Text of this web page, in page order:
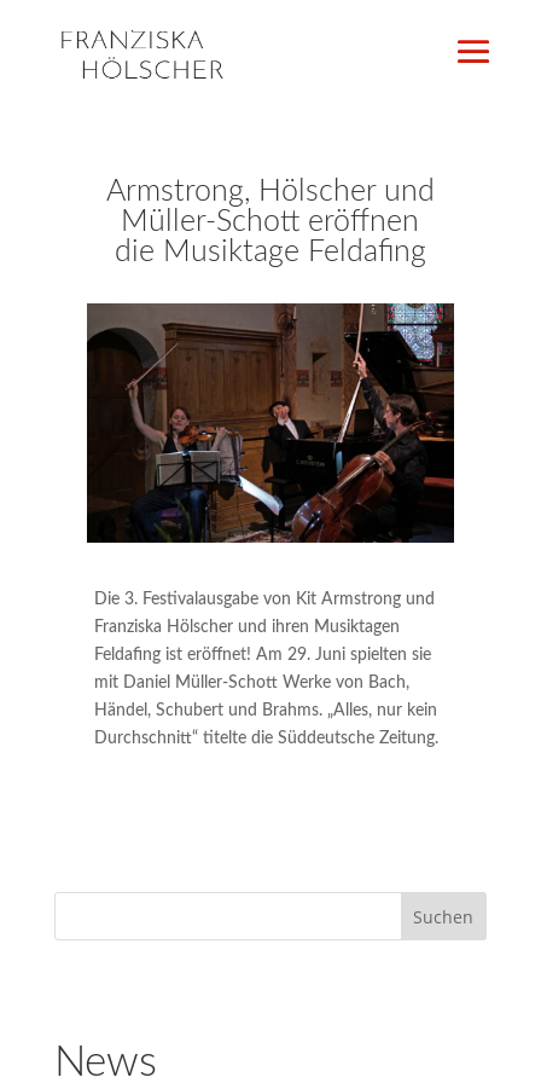
Armstrong, Hölscher und
Müller-Schott eröffnen
die Musiktage Feldafing
Die 3. Festivalausgabe von Kit Armstrong und
Franziska Hölscher und ihren Musiktagen
Feldafing ist eröffnet! Am 29. Juni spielten sie
mit Daniel Müller-Schott Werke von Bach,
Händel, Schubert und Brahms. „Alles, nur kein
Durchschnitt“ titelte die Süddeutsche Zeitung.
News